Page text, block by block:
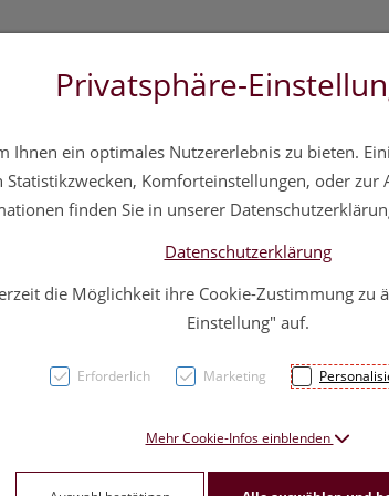
Hautpflege Familie
Privatsphäre-
Ihnen ein optimales Nutzererlebnis zu bieten.
Komforteinstellungen, oder zur
finden Sie in unserer
Datenschutzerklärung
die Möglichkeit ihre Cookie-Zustimmung zu
Einstellung" auf.
Erforderlich Marketing
Mehr Cookie-Infos einblenden